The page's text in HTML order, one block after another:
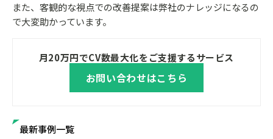
また、客観的な視点での改善提案は弊社のナレッジになるの
で大変助かっています。
月20万円でCV数最大化をご支援するサービス
お問い合わせはこちら
最新事例一覧